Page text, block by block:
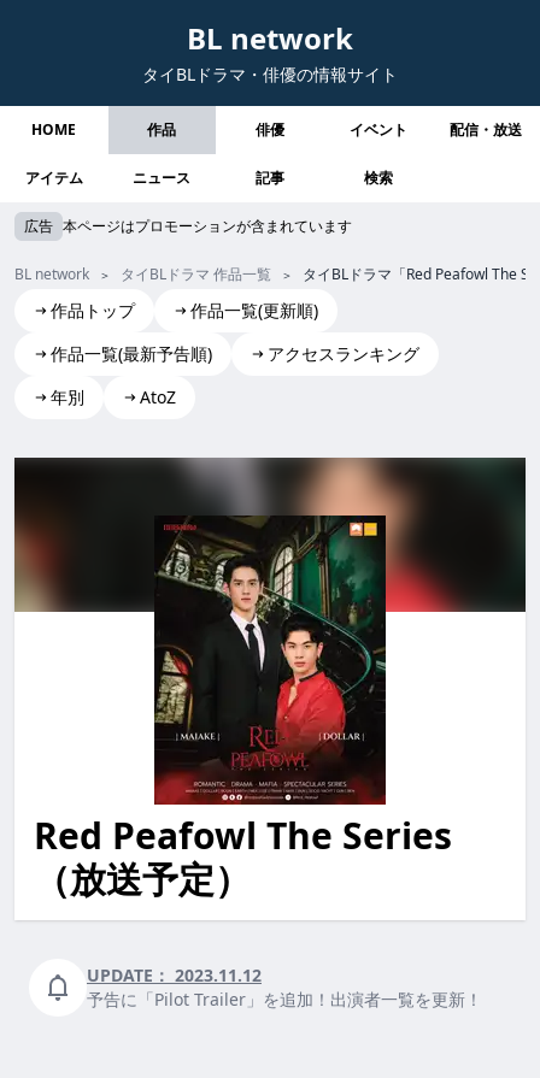
BL network
タイBLドラマ・俳優の情報サイト
HOME 作品 俳優 イベント 配信・放送
アイテム ニュース 記事 検索
広告 本ページはプロモーションが含まれています
BL network タイBLドラマ 作品一覧 タイBLドラマ「Red Peafowl The
作品トップ
作品一覧(更新順)
作品一覧(最新予告順)
アクセスランキング
年別
AtoZ
Red Peafowl The Series
Red Peafowl The Series red peafowl the series
Red Peafowl The Series
（放送予定）
red peafowl the series RedPeafowlTheSeries
UPDATE： 2023.11.12
予告に「Pilot Trailer」を追加！出演者一覧を更新！